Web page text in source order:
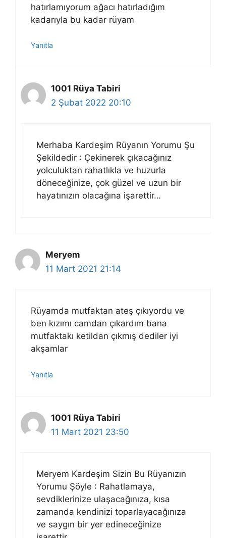
hatırlamıyorum ağacı hatırladığım
kadarıyla bu kadar rüyam
Yanıtla
1001 Rüya Tabiri
2 Şubat 2022 20:10
Merhaba Kardeşim Rüyanın Yorumu Şu
Şekildedir : Çekinerek çıkacağınız
yolculuktan rahatlıkla ve huzurla
döneceğinize, çok güzel ve uzun bir
hayatınızın olacağına işarettir…
Meryem
11 Mart 2021 21:14
Rüyamda mutfaktan ateş çıkıyordu ve
ben kızımı camdan çıkardım bana
mutfaktakı ketildan çıkmış dediler iyi
akşamlar
Yanıtla
1001 Rüya Tabiri
11 Mart 2021 23:50
Meryem Kardeşim Sizin Bu Rüyanızın
Yorumu Şöyle : Rahatlamaya,
sevdiklerinize ulaşacağınıza, kısa
zamanda kendinizi toparlayacağınıza
ve saygın bir yer edineceğinize